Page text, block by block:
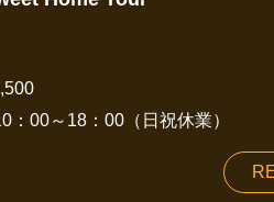
：00～18：00（日祝休業）